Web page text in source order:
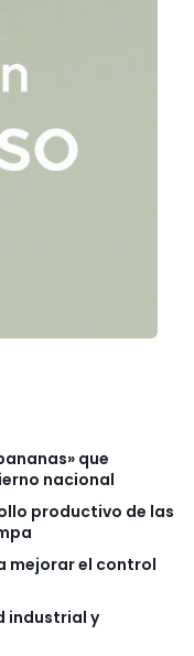
que
nacional
productivo de las
mejorar el control
industrial y